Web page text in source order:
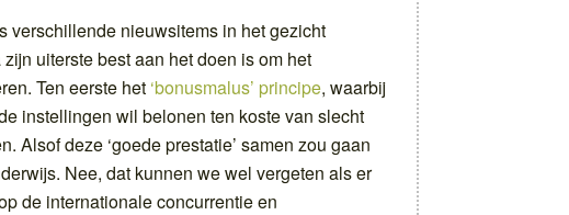
verschillende nieuwsitems in het gezicht
uiterste best aan het doen is om het
Ten eerste het ‘bonusmalus’ principe, waarbij
instellingen wil belonen ten koste van slecht
Alsof deze ‘goede prestatie’ samen zou gaan
Nee, dat kunnen we wel vergeten als er
de internationale concurrentie en